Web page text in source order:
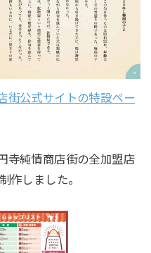
街公式サイトの特設ペー
寺純情商店街の全加盟店
作しました。